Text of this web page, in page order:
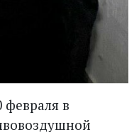
февраля в